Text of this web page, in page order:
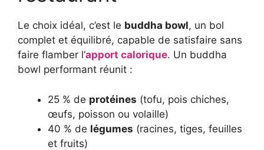
Le choix idéal, c’est le buddha bowl, un bol
complet et équilibré, capable de satisfaire sans
faire flamber l’apport calorique. Un buddha
bowl performant réunit :
25 % de protéines (tofu, pois chiches,
œufs, poisson ou volaille)
40 % de légumes (racines, tiges, feuilles
et fruits)